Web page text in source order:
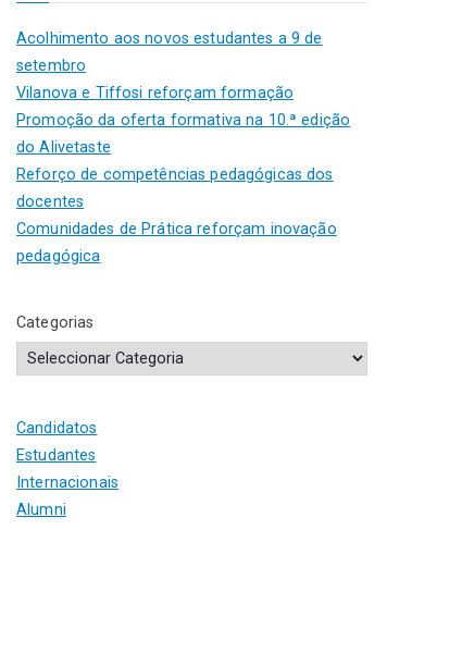
Acolhimento aos novos estudantes a 9 de
setembro
Vilanova e Tiffosi reforçam formação
Promoção da oferta formativa na 10.ª edição
do Alivetaste
Reforço de competências pedagógicas dos
docentes
Comunidades de Prática reforçam inovação
pedagógica
Categorias
Candidatos
Estudantes
Internacionais
Alumni